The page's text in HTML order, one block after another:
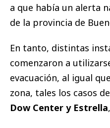
a que había un alerta
de la provincia de
En tanto, distintas
comenzaron a
evacuación, al igual
zona, tales los casos de
Dow Center y Estrella